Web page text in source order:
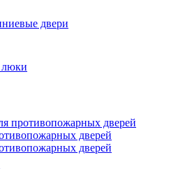
двери
противопожарных дверей
дверей
дверей